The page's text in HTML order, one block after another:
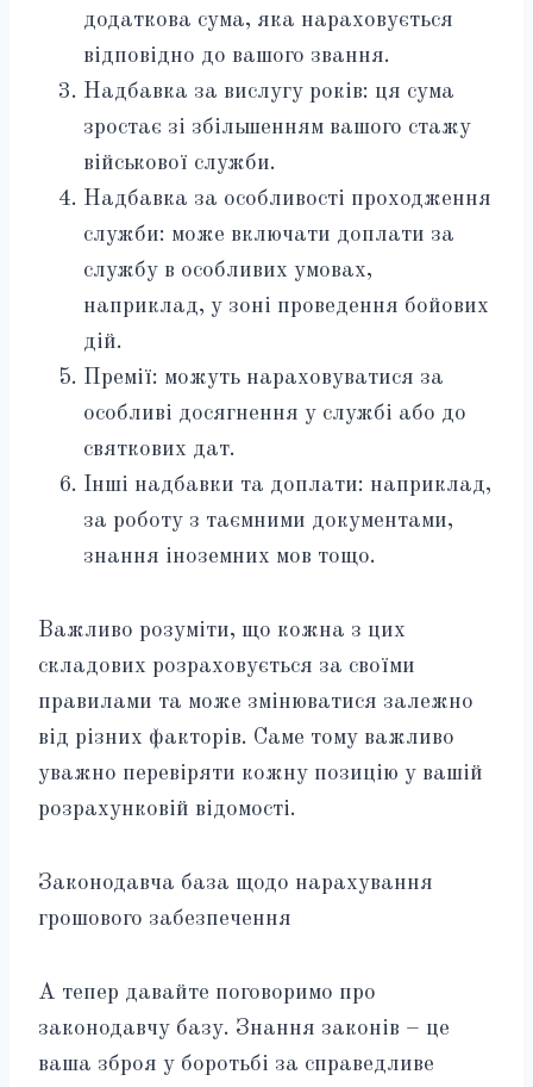
додаткова сума, яка нараховується
відповідно до вашого звання.
Надбавка за вислугу років: ця сума
зростає зі збільшенням вашого стажу
військової служби.
Надбавка за особливості проходження
служби: може включати доплати за
службу в особливих умовах,
наприклад, у зоні проведення бойових
дій.
Премії: можуть нараховуватися за
особливі досягнення у службі або до
святкових дат.
Інші надбавки та доплати: наприклад,
за роботу з таємними документами,
знання іноземних мов тощо.
Важливо розуміти, що кожна з цих
складових розраховується за своїми
правилами та може змінюватися залежно
від різних факторів. Саме тому важливо
уважно перевіряти кожну позицію у вашій
розрахунковій відомості.
Законодавча база щодо нарахування
грошового забезпечення
А тепер давайте поговоримо про
законодавчу базу. Знання законів – це
ваша зброя у боротьбі за справедливе